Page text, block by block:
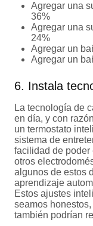
Agregar una
36%
Agregar una
24%
Agregar un
Agregar un
6. Instala
La tecnología de
en día, y con
un termostato
sistema de
facilidad de poder
otros
algunos de estos
aprendizaje
Estos ajustes
seamos
también podrían